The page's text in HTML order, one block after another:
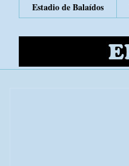
Estadio de Balaídos